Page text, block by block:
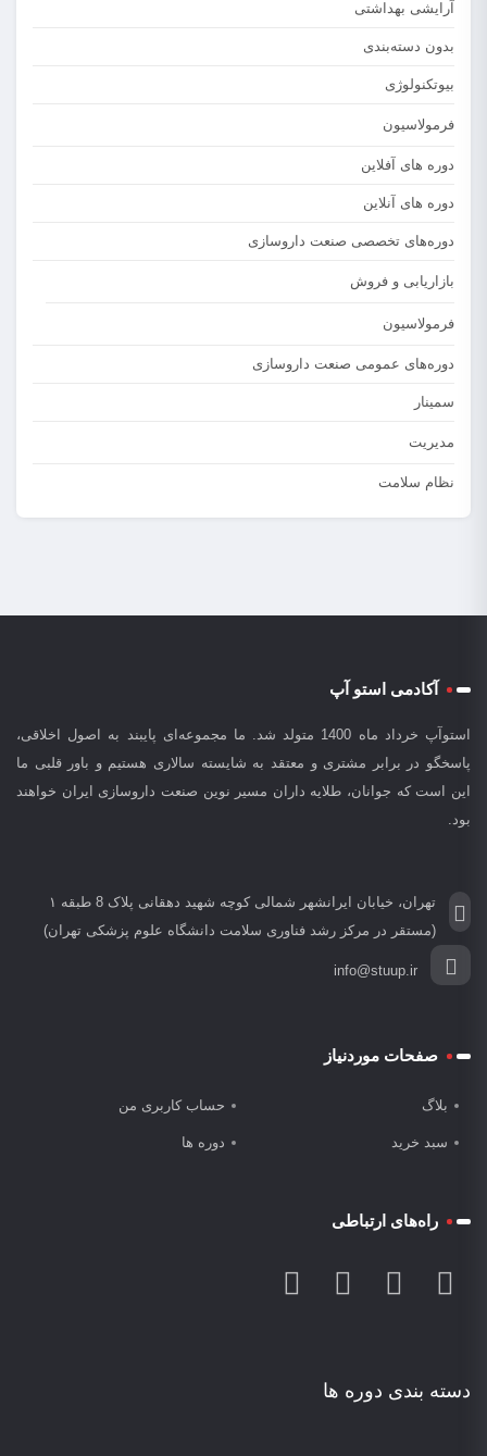
آرایشی بهداشتی
بدون دسته‌بندی
بیوتکنولوژی
فرمولاسیون
دوره های آفلاین
دوره های آنلاین
دوره‌های تخصصی صنعت داروسازی
بازاریابی و فروش
فرمولاسیون
دوره‌های عمومی صنعت داروسازی
سمینار
مدیریت
نظام سلامت
آکادمی استو آپ
استوآپ خرداد ماه 1400 متولد شد. ما مجموعه‌ای پایبند به اصول اخلاقی،
پاسخگو در برابر مشتری و معتقد به شایسته سالاری هستیم و باور قلبی ما
این است که جوانان، طلایه داران مسیر نوین صنعت داروسازی ایران خواهند
بود.
تهران، خیابان ایرانشهر شمالی کوچه شهید دهقانی پلاک 8 طبقه ۱
(مستقر در مرکز رشد فناوری سلامت دانشگاه علوم پزشکی تهران)
info@stuup.ir
صفحات موردنیاز
بلاگ حساب کاربری من
سبد خرید دوره ها
راه‌های ارتباطی
دسته بندی دوره ها